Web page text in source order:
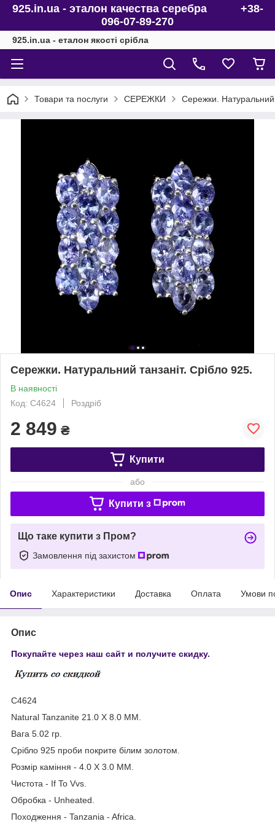
925.in.ua - эталон качества серебра +38-
096-07-89-270
925.in.ua - еталон якості срібла
Товари та послуги СЕРЕЖКИ Сережки. Натуральний
Сережки. Натуральний танзаніт. Срібло 925.
В наявності
Код: С4624
Роздріб
2 849 ₴
Купити
або
Купити з
Що таке купити з Пром?
Замовлення під захистом
Опис Характеристики Доставка Оплата Умови
Опис
Покупайте через наш сайт и получите скидку.
С4624
Natural Tanzanite 21.0 X 8.0 MM.
Вага 5.02 гр.
Срібло 925 проби покрите білим золотом.
Розмір каміння - 4.0 X 3.0 MM.
Чистота - If To Vvs.
Обробка - Unheated.
Походження - Tanzania - Africa.